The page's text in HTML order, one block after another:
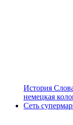
История
немецкая
Сеть